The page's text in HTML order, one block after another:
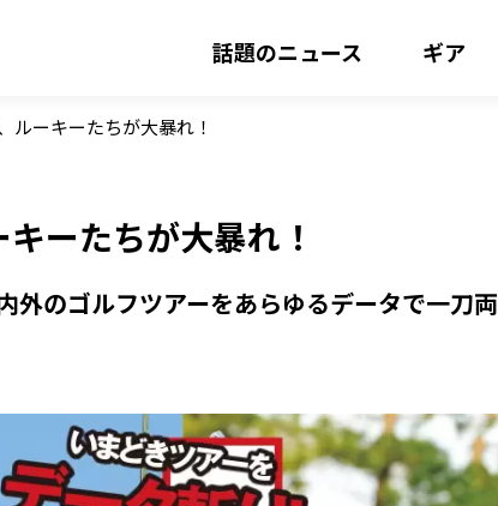
話題のニュース ギア
ルーキーたちが大暴れ！
ーたちが大暴れ！
外のゴルフツアーをあらゆるデータで一刀両